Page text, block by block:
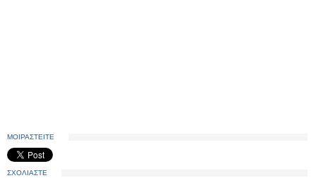
ΜΟΙΡΑΣΤΕΙΤΕ
ΣΧΟΛΙΑΣΤΕ